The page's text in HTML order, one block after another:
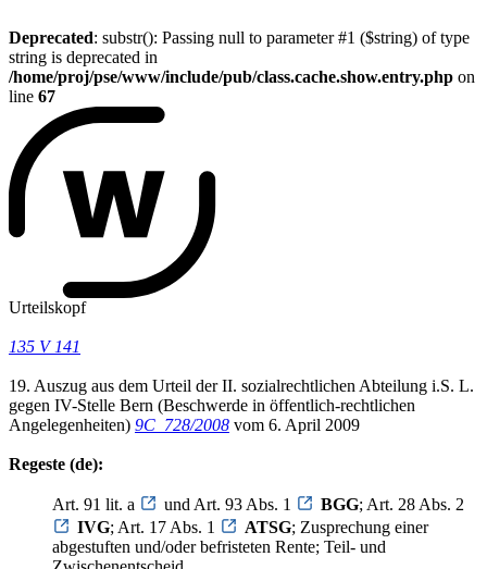
Deprecated: substr(): Passing null to parameter #1 ($string) of type
string is deprecated in
/home/proj/pse/www/include/pub/class.cache.show.entry.php on
line 67
Urteilskopf
135 V 141
19. Auszug aus dem Urteil der II. sozialrechtlichen Abteilung i.S. L.
gegen IV-Stelle Bern (Beschwerde in öffentlich-rechtlichen
Angelegenheiten) 9C_728/2008 vom 6. April 2009
Regeste (de):
Art. 91 lit. a und Art. 93 Abs. 1 BGG; Art. 28 Abs. 2
IVG; Art. 17 Abs. 1 ATSG; Zusprechung einer
abgestuften und/oder befristeten Rente; Teil- und